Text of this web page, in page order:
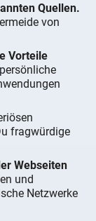
Quellen.
von
Vorteile
fragwürdige
Webseiten
und
Netzwerke